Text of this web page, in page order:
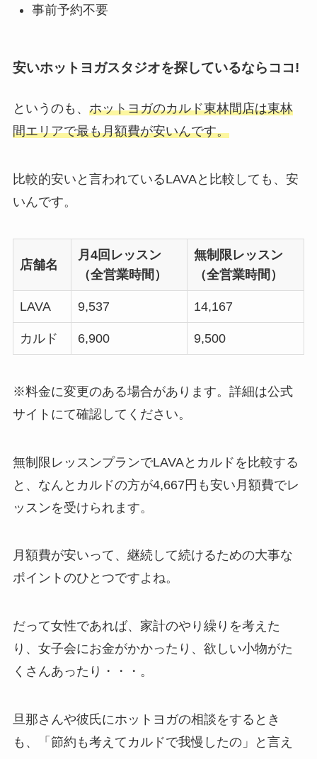
事前予約不要
安いホットヨガスタジオを探しているならココ!
というのも、 ホットヨガのカルド東林間店は東林
間エリアで最も月額費が安いんです。
比較的安いと言われているLAVAと比較しても、安
いんです。
店舗名
月4回レッスン
（全営業時間）
無制限レッスン
（全営業時間）
LAVA 9,537 14,167
カルド 6,900 9,500
※料金に変更のある場合があります。詳細は公式
サイトにて確認してください。
無制限レッスンプランでLAVAとカルドを比較する
と、なんと カルドの方が4,667円も安い月額費でレ
ッスンを受けられます。
月額費が安いって、継続して続けるための大事な
ポイントのひとつですよね。
だって女性であれば、家計のやり繰りを考えた
り、女子会にお金がかかったり、欲しい小物がた
くさんあったり・・・。
旦那さんや彼氏にホットヨガの相談をするとき
も、「節約も考えてカルドで我慢したの」と言え